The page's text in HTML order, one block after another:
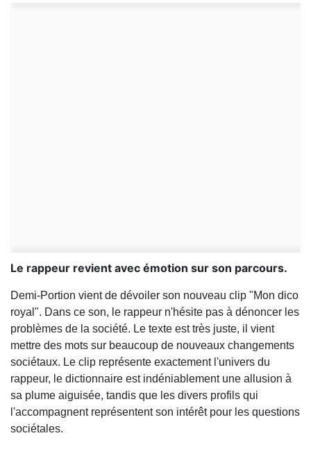
Le rappeur revient avec émotion sur son parcours.
Demi-Portion vient de dévoiler son nouveau clip "Mon dico
royal". Dans ce son, le rappeur n'hésite pas à dénoncer les
problèmes de la société. Le texte est très juste, il vient
mettre des mots sur beaucoup de nouveaux changements
sociétaux. Le clip représente exactement l'univers du
rappeur, le dictionnaire est indéniablement une allusion à
sa plume aiguisée, tandis que les divers profils qui
l'accompagnent représentent son intérêtpour les questions
sociétales.